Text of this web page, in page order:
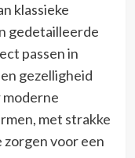
klassieke
gedetailleerde
passen in
gezelligheid
moderne
met strakke
zorgen voor een